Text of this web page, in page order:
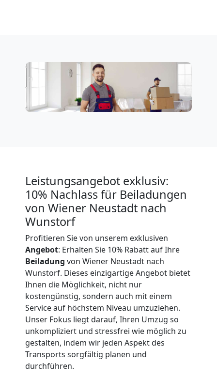
Leistungsangebot exklusiv:
10% Nachlass für Beiladungen
von Wiener Neustadt nach
Wunstorf
Profitieren Sie von unserem exklusiven
Angebot: Erhalten Sie 10% Rabatt auf Ihre
Beiladung von Wiener Neustadt nach
Wunstorf. Dieses einzigartige Angebot bietet
Ihnen die Möglichkeit, nicht nur
kostengünstig, sondern auch mit einem
Service auf höchstem Niveau umzuziehen.
Unser Fokus liegt darauf, Ihren Umzug so
unkompliziert und stressfrei wie möglich zu
gestalten, indem wir jeden Aspekt des
Transports sorgfältig planen und
durchführen.
Umzug
für
Wiener
Neustadt
Fernumzug
Wiener
Neustadt
Firmenumzug
Wiener